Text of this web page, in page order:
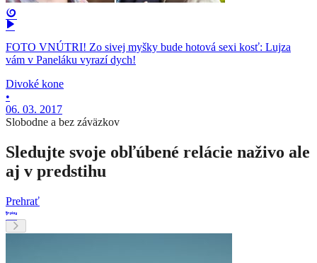
FOTO VNÚTRI! Zo sivej myšky bude hotová sexi kosť: Lujza
vám v Paneláku vyrazí dych!
Divoké kone
•
06. 03. 2017
Slobodne a bez záväzkov
Sledujte svoje obľúbené relácie naživo ale
aj v predstihu
Prehrať